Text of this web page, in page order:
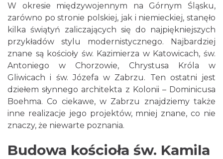
W okresie międzywojennym na Górnym Śląsku,
zarówno po stronie polskiej, jak i niemieckiej, stanęło
kilka świątyń zaliczających się do najpiękniejszych
przykładów stylu modernistycznego. Najbardziej
znane są kościoły św. Kazimierza w Katowicach, św.
Antoniego w Chorzowie, Chrystusa Króla w
Gliwicach i św. Józefa w Zabrzu. Ten ostatni jest
dziełem słynnego architekta z Kolonii – Dominicusa
Boehma. Co ciekawe, w Zabrzu znajdziemy także
inne realizacje jego projektów, mniej znane, co nie
znaczy, że niewarte poznania.
Budowa kościoła św. Kamila